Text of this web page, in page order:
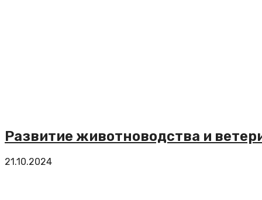
Развитие животноводства и
21.10.2024